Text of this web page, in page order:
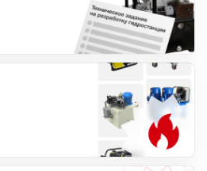
Компактные гидростанции